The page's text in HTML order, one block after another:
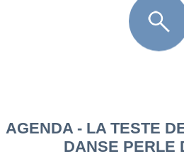
AGENDA - LA TESTE
DANSE PERLE